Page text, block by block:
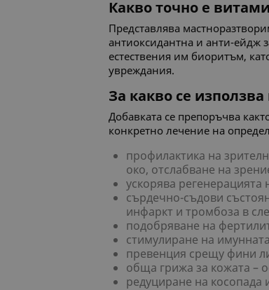
Какво точно е
Представлява
антиоксидантна и анти-ейдж
естествения им биоритъм,
увреждания.
За какво се
Добавката се препоръчва
конкретно лечение на
профилактика на
око, отслабване на
ускорява регенерацията
сърдечно-съдови
инфаркт и тромбоза в
подобряване на
стимулиране на
превенция срещу фини
обща грижа за кожата –
редуциране на косопада